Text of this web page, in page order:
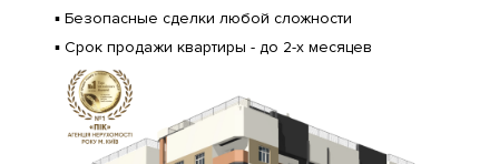
▪️ Безопасные сделки любой сложности
▪️ Срок продажи квартиры - до 2-х месяцев